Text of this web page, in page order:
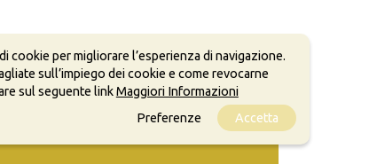
cookie per migliorare l’esperienza di navigazione.
sull’impiego dei cookie e come revocarne
sul seguente linkMaggiori Informazioni
Preferenze
Accetta